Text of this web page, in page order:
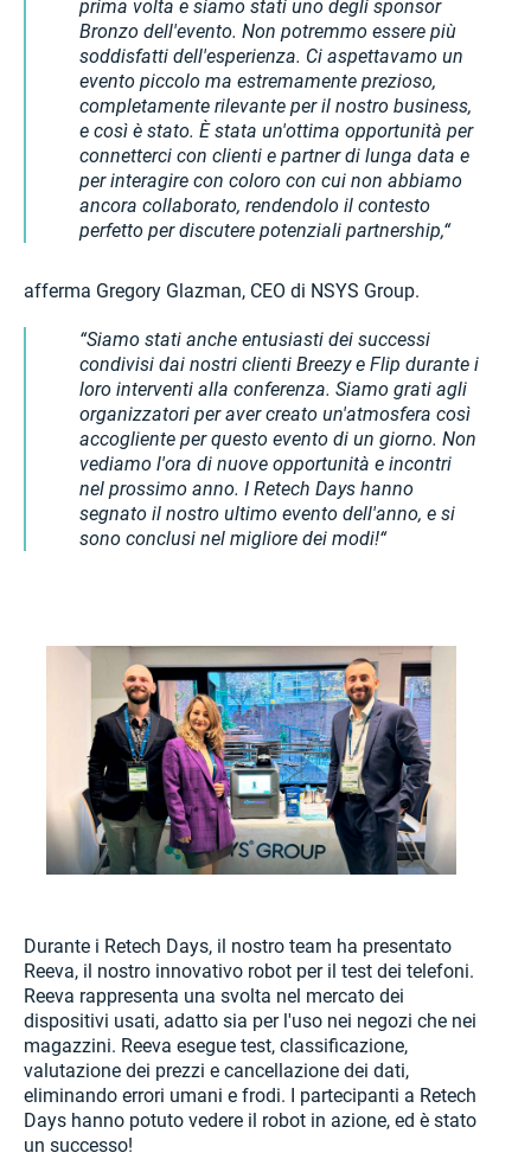
prima volta e siamo stati uno degli sponsor
Bronzo dell'evento. Non potremmo essere più
soddisfatti dell'esperienza. Ci aspettavamo un
evento piccolo ma estremamente prezioso,
completamente rilevante per il nostro business,
e così è stato. È stata un'ottima opportunità per
connetterci con clienti e partner di lunga data e
per interagire con coloro con cui non abbiamo
ancora collaborato, rendendolo il contesto
perfetto per discutere potenziali partnership,
afferma Gregory Glazman, CEO di NSYS Group.
Siamo stati anche entusiasti dei successi
condivisi dai nostri clienti Breezy e Flip durante i
loro interventi alla conferenza. Siamo grati agli
organizzatori per aver creato un'atmosfera così
accogliente per questo evento di un giorno. Non
vediamo l'ora di nuove opportunità e incontri
nel prossimo anno. I Retech Days hanno
segnato il nostro ultimo evento dell'anno, e si
sono conclusi nel migliore dei modi!
Durante i Retech Days, il nostro team ha presentato
Reeva, il nostro innovativo robot per il test dei telefoni.
Reeva rappresenta una svolta nel mercato dei
dispositivi usati, adatto sia per l'uso nei negozi che nei
magazzini. Reeva esegue test, classificazione,
valutazione dei prezzi e cancellazione dei dati,
eliminando errori umani e frodi. I partecipanti a Retech
Days hanno potuto vedere il robot in azione, ed è stato
un successo!